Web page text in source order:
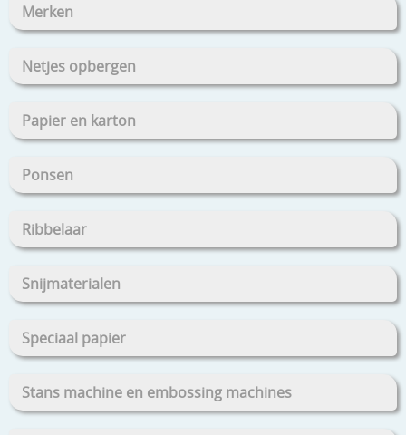
Merken
Netjes opbergen
Papier en karton
Ponsen
Ribbelaar
Snijmaterialen
Speciaal papier
Stans machine en embossing machines